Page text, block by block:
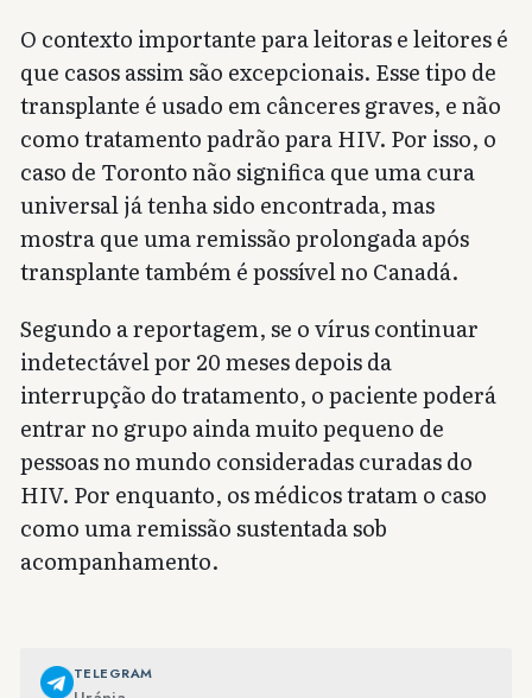
O contexto importante para leitoras e leitores é
que casos assim são excepcionais. Esse tipo de
transplante é usado em cânceres graves, e não
como tratamento padrão para HIV. Por isso, o
caso de Toronto não significa que uma cura
universal já tenha sido encontrada, mas
mostra que uma remissão prolongada após
transplante também é possível no Canadá.
Segundo a reportagem, se o vírus continuar
indetectável por 20 meses depois da
interrupção do tratamento, o paciente poderá
entrar no grupo ainda muito pequeno de
pessoas no mundo consideradas curadas do
HIV. Por enquanto, os médicos tratam o caso
como uma remissão sustentada sob
acompanhamento.
TELEGRAM